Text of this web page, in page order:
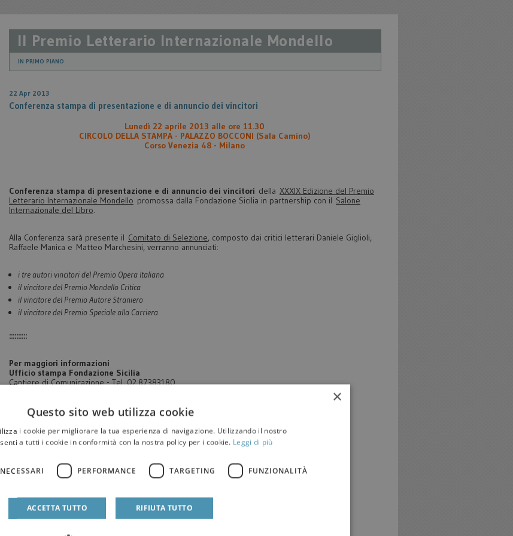
Il Premio Letterario Internazionale Mondello
IN PRIMO PIANO
22 Apr 2013
Conferenza stampa di presentazione e di annuncio dei vincitori
Lunedì 22 aprile 2013 alle ore 11.30
CIRCOLO DELLA STAMPA - PALAZZO BOCCONI (Sala Camino)
Corso Venezia 48 - Milano
Conferenza stampa di presentazione e di annuncio dei vincitori della XXXIX Edizione del Premio
Letterario Internazionale Mondello promossa dalla Fondazione Sicilia in partnership con il Salone
Internazionale del Libro.
Alla Conferenza sarà presente il Comitato di Selezione, composto dai critici letterari Daniele Giglioli,
Raffaele Manica e Matteo Marchesini, verranno annunciati:
i tre autori vincitori del Premio Opera Italiana
il vincitore del Premio Mondello Critica
il vincitore del Premio Autore Straniero
il vincitore del Premio Speciale alla Carriera
::::::::::
Per maggiori informazioni
Ufficio stampa Fondazione Sicilia
Cantiere di Comunicazione - Tel. 02.87383180
×
Questo sito web utilizza cookie
i cookie per migliorare la tua esperienza di navigazione. Utilizzando il nostro
a tutti i cookie in conformità con la nostra policy per i cookie. Leggi di più
PERFORMANCE TARGETING FUNZIONALITÀ
ACCETTA TUTTO RIFIUTA TUTTO